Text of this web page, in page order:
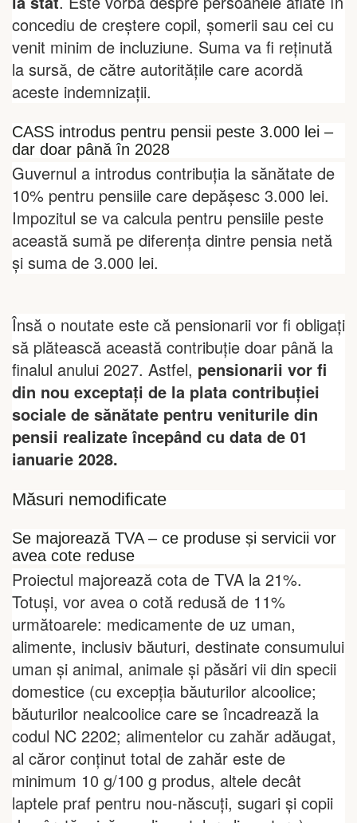
concediu de creștere copil, șomerii sau cei cu
venit minim de incluziune. Suma va fi reținută
la sursă, de către autoritățile care acordă
aceste indemnizații.
CASS introdus pentru pensii peste 3.000 lei –
dar doar până în 2028
Guvernul a introdus contribuția la sănătate de
10% pentru pensiile care depășesc 3.000 lei.
Impozitul se va calcula pentru pensiile peste
această sumă pe diferența dintre pensia netă
și suma de 3.000 lei.
Însă o noutate este că pensionarii vor fi obligați
să plătească această contribuție doar până la
finalul anului 2027. Astfel, pensionarii vor fi
din nou exceptați de la plata contribuției
sociale de sănătate pentru veniturile din
pensii realizate începând cu data de 01
ianuarie 2028.
Măsuri nemodificate
Se majorează TVA – ce produse și servicii vor
avea cote reduse
Proiectul majorează cota de TVA la 21%.
Totuși, vor avea o cotă redusă de 11%
următoarele: medicamente de uz uman,
alimente, inclusiv băuturi, destinate consumului
uman și animal, animale și păsări vii din specii
domestice (cu excepția băuturilor alcoolice;
băuturilor nealcoolice care se încadrează la
codul NC 2202; alimentelor cu zahăr adăugat,
al căror conţinut total de zahăr este de
minimum 10 g/100 g produs, altele decât
laptele praf pentru nou-născuţi, sugari şi copii